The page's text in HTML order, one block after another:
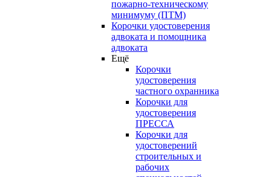
пожарно-техническому
минимуму (ПТМ)
Корочки удостоверения
адвоката и помощника
адвоката
Ещё
Корочки
удостоверения
частного охранника
Корочки для
удостоверения
ПРЕССА
Корочки для
удостоверений
строительных и
рабочих